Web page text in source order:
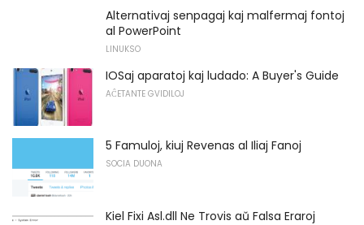
Alternativaj senpagaj kaj malfermaj fontoj
al PowerPoint
LINUKSO
IOSaj aparatoj kaj ludado: A Buyer's Guide
AĈETANTE GVIDILOJ
5 Famuloj, kiuj Revenas al Iliaj Fanoj
SOCIA DUONA
Kiel Fixi Asl.dll Ne Trovis aŭ Falsa Eraroj